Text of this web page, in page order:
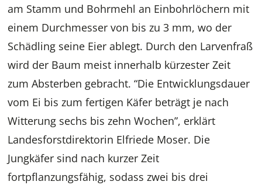
am Stamm und Bohrmehl an Einbohrlöchern mit
einem Durchmesser von bis zu 3 mm, wo der
Schädling seine Eier ablegt. Durch den Larvenfraß
wird der Baum meist innerhalb kürzester Zeit
zum Absterben gebracht. “Die Entwicklungsdauer
vom Ei bis zum fertigen Käfer beträgt je nach
Witterung sechs bis zehn Wochen”, erklärt
Landesforstdirektorin Elfriede Moser. Die
Jungkäfer sind nach kurzer Zeit
fortpflanzungsfähig, sodass zwei bis drei